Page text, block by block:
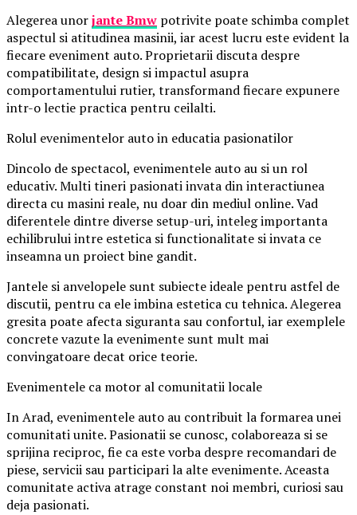
Alegerea unorjante Bmw potrivite poate schimba complet
aspectul si atitudinea masinii, iar acest lucru este evident la
fiecare eveniment auto. Proprietarii discuta despre
compatibilitate, design si impactul asupra
comportamentului rutier, transformand fiecare expunere
intr-o lectie practica pentru ceilalti.
Rolul evenimentelor auto in educatia pasionatilor
Dincolo de spectacol, evenimentele auto au si un rol
educativ. Multi tineri pasionati invata din interactiunea
directa cu masini reale, nu doar din mediul online. Vad
diferentele dintre diverse setup-uri, inteleg importanta
echilibrului intre estetica si functionalitate si invata ce
inseamna un proiect bine gandit.
Jantele si anvelopele sunt subiecte ideale pentru astfel de
discutii, pentru ca ele imbina estetica cu tehnica. Alegerea
gresita poate afecta siguranta sau confortul, iar exemplele
concrete vazute la evenimente sunt mult mai
convingatoare decat orice teorie.
Evenimentele ca motor al comunitatii locale
In Arad, evenimentele auto au contribuit la formarea unei
comunitati unite. Pasionatii se cunosc, colaboreaza si se
sprijina reciproc, fie ca este vorba despre recomandari de
piese, servicii sau participari la alte evenimente. Aceasta
comunitate activa atrage constant noi membri, curiosi sau
deja pasionati.